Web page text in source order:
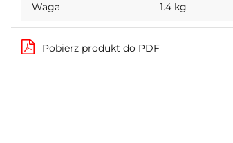
Waga 1.4 kg
Pobierz produkt do PDF